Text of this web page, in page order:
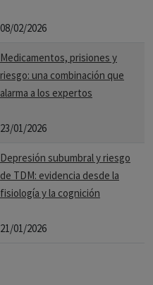
08/02/2026
Medicamentos, prisiones y
riesgo: una combinación que
alarma a los expertos
23/01/2026
Depresión subumbral y riesgo
de TDM: evidencia desde la
fisiología y la cognición
21/01/2026